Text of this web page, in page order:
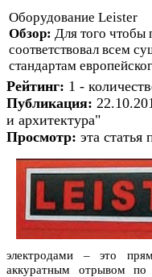
Оборудование Leister
Обзор: Для того
соответствовал всем
стандартам
Рейтинг: 1 -
Публикация:
и архитектура"
Просмотр: эта статья
электродами – это
аккуратным отрывом